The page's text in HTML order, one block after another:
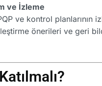
ve İzleme
ve kontrol planlarının
önerileri ve geri